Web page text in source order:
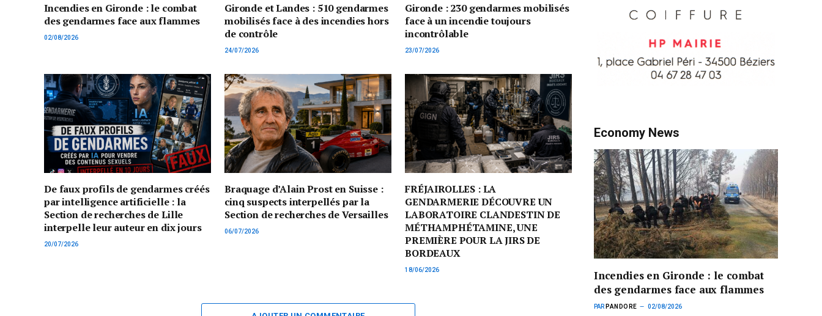
Incendies en Gironde : le combat
des gendarmes face aux flammes
02/08/2026
Gironde et Landes : 510 gendarmes
mobilisés face à des incendies hors
de contrôle
24/07/2026
Gironde : 230 gendarmes mobilisés
face à un incendie toujours
incontrôlable
23/07/2026
De faux profils de gendarmes créés
par intelligence artificielle : la
Section de recherches de Lille
interpelle leur auteur en dix jours
20/07/2026
Braquage d’Alain Prost en Suisse :
cinq suspects interpellés par la
Section de recherches de Versailles
06/07/2026
FRÉJAIROLLES : LA
GENDARMERIE DÉCOUVRE UN
LABORATOIRE CLANDESTIN DE
MÉTHAMPHÉTAMINE, UNE
PREMIÈRE POUR LA JIRS DE
BORDEAUX
18/06/2026
Economy News
Incendies en Gironde : le combat
des gendarmes face aux flammes
PAR PANDORE 02/08/2026